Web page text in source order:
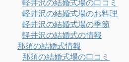
軽井沢の結婚式場の口コミ
軽井沢の結婚式場のお料理
軽井沢の結婚式場の季節
軽井沢の結婚式の情報
那須の結婚式情報
那須の結婚式場の口コミ